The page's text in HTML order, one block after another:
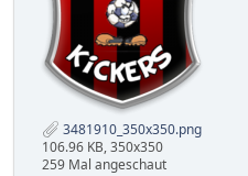
3481910_350x350.png
106.96 KB, 350x350
259 Mal angeschaut